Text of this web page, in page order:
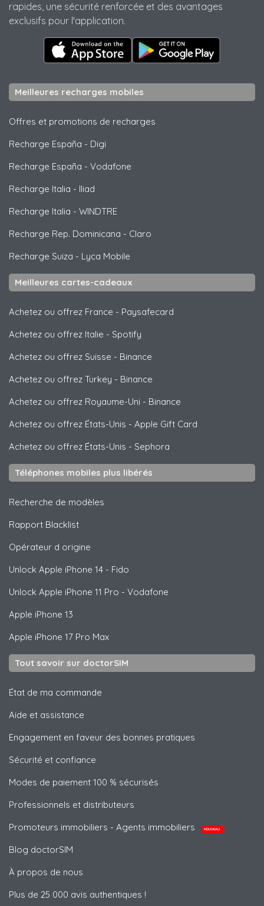
rapides, une sécurité renforcée et des avantages
exclusifs pour l'application.
Meilleures recharges mobiles
Offres et promotions de recharges
Recharge España - Digi
Recharge España - Vodafone
Recharge Italia - Iliad
Recharge Italia - WINDTRE
Recharge Rep. Dominicana - Claro
Recharge Suiza - Lyca Mobile
Meilleures cartes-cadeaux
Achetez ou offrez France - Paysafecard
Achetez ou offrez Italie - Spotify
Achetez ou offrez Suisse - Binance
Achetez ou offrez Turkey - Binance
Achetez ou offrez Royaume-Uni - Binance
Achetez ou offrez États-Unis - Apple Gift Card
Achetez ou offrez États-Unis - Sephora
Téléphones mobiles plus libérés
Recherche de modèles
Rapport Blacklist
Opérateur d origine
Unlock Apple iPhone 14 - Fido
Unlock Apple iPhone 11 Pro - Vodafone
Apple iPhone 13
Apple iPhone 17 Pro Max
Tout savoir sur doctorSIM
État de ma commande
Aide et assistance
Engagement en faveur des bonnes pratiques
Sécurité et confiance
Modes de paiement 100 % sécurisés
Professionnels et distributeurs
Promoteurs immobiliers - Agents immobiliers
NOUVEAU
Blog doctorSIM
À propos de nous
Plus de 25 000 avis authentiques !